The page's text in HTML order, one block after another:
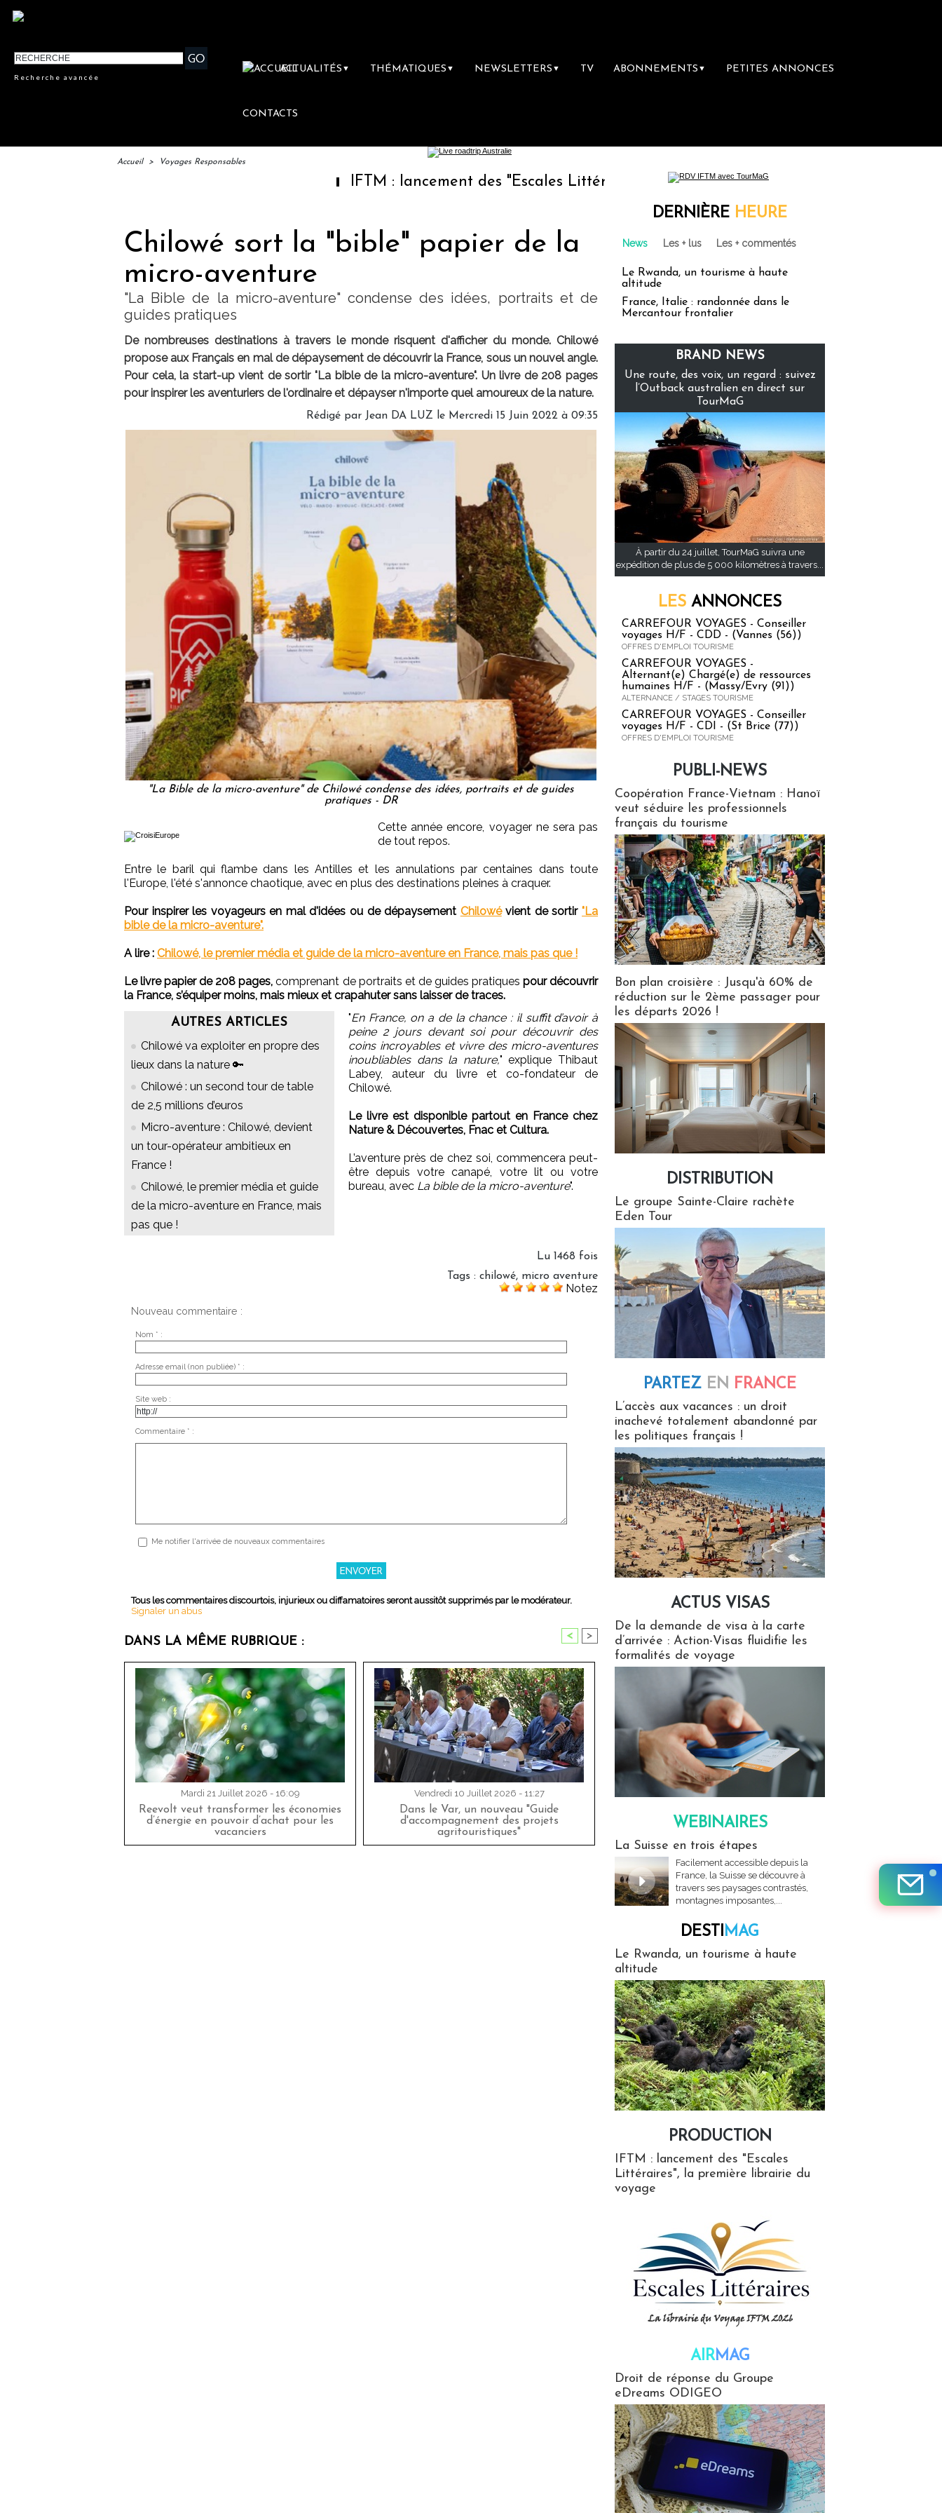
Recherche avancée
ACTUALITÉS ▼ THÉMATIQUES ▼ NEWSLETTERS ▼ TV ABONNEMENTS ▼ PETITES ANNONCES
CONTACTS
Accueil > Voyages Responsables
IFTM : lancement des "Escales Littéraires", la première librairie du voyage
Chilowé sort la "bible" papier de la
micro-aventure
"La Bible de la micro-aventure" condense des idées, portraits et de
guides pratiques
De nombreuses destinations à travers le monde risquent d'afficher du monde. Chilowé
propose aux Français en mal de dépaysement de découvrir la France, sous un nouvel angle.
Pour cela, la start-up vient de sortir "La bible de la micro-aventure". Un livre de 208 pages
pour inspirer les aventuriers de l'ordinaire et dépayser n'importe quel amoureux de la nature.
Rédigé par Jean DA LUZ le Mercredi 15 Juin 2022 à 09:35
"La Bible de la micro-aventure" de Chilowé condense des idées, portraits et de guides
pratiques - DR
Cette année encore, voyager ne sera pas
de tout repos.
Entre le baril qui flambe dans les Antilles et les annulations par centaines dans toute
l'Europe, l'été s'annonce chaotique, avec en plus des destinations pleines à craquer.
Pour inspirer les voyageurs en mal d'idées ou de dépaysement Chilowé vient de sortir "La
bible de la micro-aventure".
A lire : Chilowé, le premier média et guide de la micro-aventure en France, mais pas que !
Le livre papier de 208 pages, comprenant de portraits et de guides pratiques pour découvrir
la France, s’équiper moins, mais mieux et crapahuter sans laisser de traces.
AUTRES ARTICLES
Chilowé va exploiter en propre des
lieux dans la nature 🔑
Chilowé : un second tour de table
de 2,5 millions d’euros
Micro-aventure : Chilowé, devient
un tour-opérateur ambitieux en
France !
Chilowé, le premier média et guide
de la micro-aventure en France, mais
pas que !
"En France, on a de la chance : il suffit d’avoir à
peine 2 jours devant soi pour découvrir des
coins incroyables et vivre des micro-aventures
inoubliables dans la nature," explique Thibaut
Labey, auteur du livre et co-fondateur de
Chilowé.
Le livre est disponible partout en France chez
Nature & Découvertes, Fnac et Cultura.
L’aventure près de chez soi, commencera peut-
être depuis votre canapé, votre lit ou votre
bureau, avec La bible de la micro-aventure".
Lu 1468 fois
Tags : chilowé, micro aventure
Notez
Nouveau commentaire :
Nom * :
Adresse email (non publiée) * :
Site web :
Commentaire * :
Me notifier l'arrivée de nouveaux commentaires
Tous les commentaires discourtois, injurieux ou diffamatoires seront aussitôt supprimés par le modérateur.
Signaler un abus
DANS LA MÊME RUBRIQUE : < >
Mardi 21 Juillet 2026 - 16:09
Reevolt veut transformer les économies
d’énergie en pouvoir d’achat pour les
vacanciers
Vendredi 10 Juillet 2026 - 11:27
Dans le Var, un nouveau "Guide
d'accompagnement des projets
agritouristiques"
DERNIÈRE HEURE
News Les + lus Les + commentés
Le Rwanda, un tourisme à haute
altitude
France, Italie : randonnée dans le
Mercantour frontalier
BRAND NEWS
Une route, des voix, un regard : suivez
l’Outback australien en direct sur
TourMaG
À partir du 24 juillet, TourMaG suivra une
expédition de plus de 5 000 kilomètres à travers...
LES ANNONCES
CARREFOUR VOYAGES - Conseiller
voyages H/F - CDD - (Vannes (56))
OFFRES D'EMPLOI TOURISME
CARREFOUR VOYAGES -
Alternant(e) Chargé(e) de ressources
humaines H/F - (Massy/Evry (91))
ALTERNANCE / STAGES TOURISME
CARREFOUR VOYAGES - Conseiller
voyages H/F - CDI - (St Brice (77))
OFFRES D'EMPLOI TOURISME
PUBLI-NEWS
Coopération France-Vietnam : Hanoï
veut séduire les professionnels
français du tourisme
Bon plan croisière : Jusqu'à 60% de
réduction sur le 2ème passager pour
les départs 2026 !
DISTRIBUTION
Le groupe Sainte-Claire rachète
Eden Tour
PARTEZ EN FRANCE
L’accès aux vacances : un droit
inachevé totalement abandonné par
les politiques français !
ACTUS VISAS
De la demande de visa à la carte
d’arrivée : Action-Visas fluidifie les
formalités de voyage
WEBINAIRES
La Suisse en trois étapes
Facilement accessible depuis la
France, la Suisse se découvre à
travers ses paysages contrastés,
montagnes imposantes,...
DESTIMAG
Le Rwanda, un tourisme à haute
altitude
PRODUCTION
IFTM : lancement des "Escales
Littéraires", la première librairie du
voyage
AIRMAG
Droit de réponse du Groupe
eDreams ODIGEO